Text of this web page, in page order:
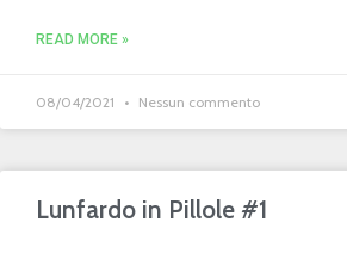
READ MORE »
08/04/2021 Nessun commento
Lunfardo in Pillole #1